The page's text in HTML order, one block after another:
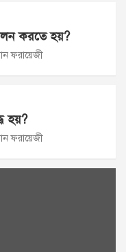
করতে হয়?
ফরায়েজী
হয়?
ফরায়েজী